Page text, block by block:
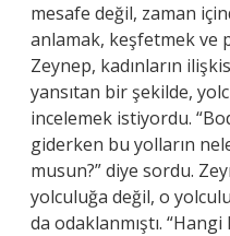
mesafe değil, zaman
anlamak, keşfetmek ve
Zeynep, kadınların
yansıtan bir şekilde,
incelemek istiyordu.
giderken bu yolların
musun?” diye sordu.
yolculuğa değil, o
da odaklanmıştı.